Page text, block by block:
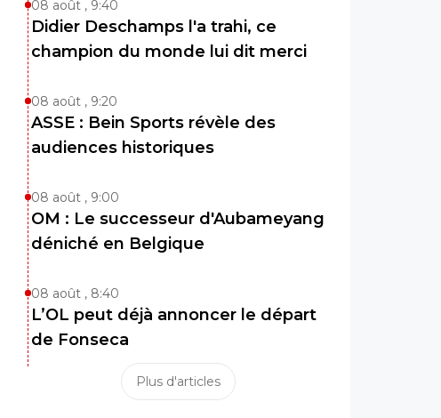
08 août , 9:40
Didier Deschamps l'a trahi, ce
champion du monde lui dit merci
08 août , 9:20
ASSE : Bein Sports révèle des
audiences historiques
08 août , 9:00
OM : Le successeur d'Aubameyang
déniché en Belgique
08 août , 8:40
L’OL peut déjà annoncer le départ
de Fonseca
Plus d'articles